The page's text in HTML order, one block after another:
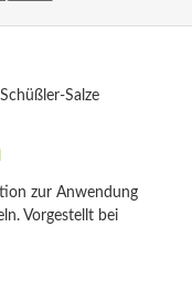
zur Anwendung
Vorgestellt bei